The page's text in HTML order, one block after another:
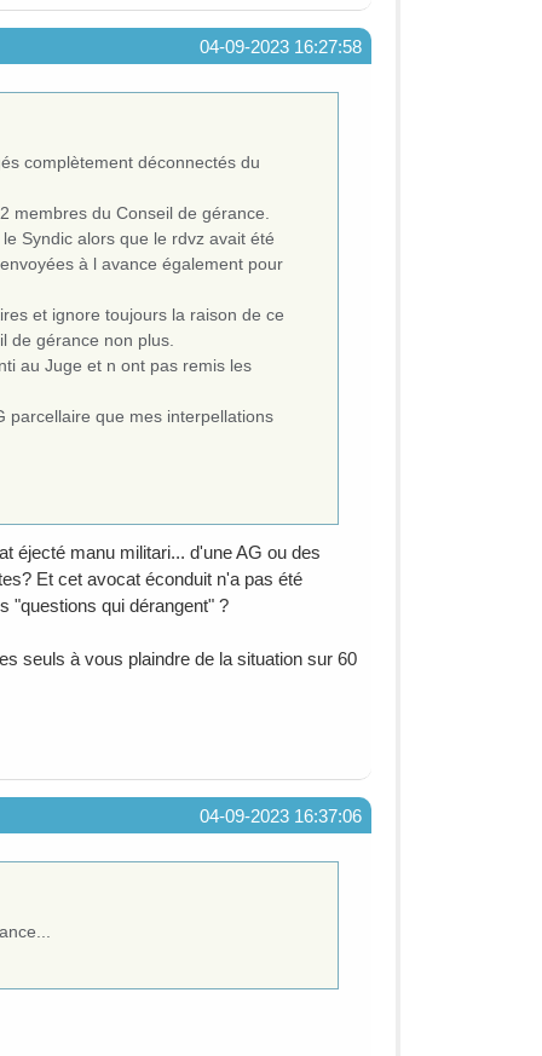
04-09-2023 16:27:58
complètement déconnectés du
membres du Conseil de gérance.
Syndic alors que le rdvz avait été
à l avance également pour
et ignore toujours la raison de ce
de gérance non plus.
au Juge et n ont pas remis les
parcellaire que mes interpellations
éjecté manu militari... d'une AG ou des
Et cet avocat éconduit n'a pas été
"questions qui dérangent" ?
seuls à vous plaindre de la situation sur 60
04-09-2023 16:37:06